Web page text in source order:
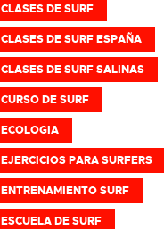
CLASES DE SURF
CLASES DE SURF ESPAÑA
CLASES DE SURF SALINAS
CURSO DE SURF
ECOLOGIA
EJERCICIOS PARA SURFERS
ENTRENAMIENTO SURF
ESCUELA DE SURF